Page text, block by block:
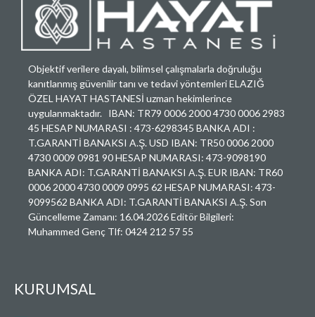
Objektif verilere dayalı, bilimsel çalışmalarla doğruluğu
kanıtlanmış güvenilir tanı ve tedavi yöntemleri ELAZIĞ
ÖZEL HAYAT HASTANESİ uzman hekimlerince
uygulanmaktadır. IBAN: TR79 0006 2000 4730 0006 2983
45 HESAP NUMARASI : 473-6298345 BANKA ADI :
T.GARANTİ BANAKSI A.Ş. USD IBAN: TR50 0006 2000
4730 0009 0981 90 HESAP NUMARASI: 473-9098190
BANKA ADI: T.GARANTİ BANAKSI A.Ş. EUR IBAN: TR60
0006 2000 4730 0009 0995 62 HESAP NUMARASI: 473-
9099562 BANKA ADI: T.GARANTİ BANAKSI A.Ş. Son
Güncelleme Zamanı: 16.04.2026 Editör Bilgileri:
Muhammed Genç Tlf: 0424 212 57 55
KURUMSAL